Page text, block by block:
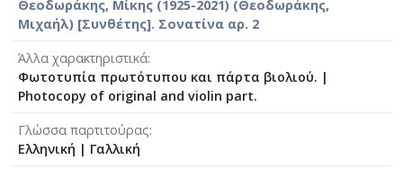
[Φάκελος] GR-As-MTH-003-Sc-032-186-Τα
[Φάκελος] GR-As-MTH-003-Sc-032-187-Νύχτα
[Φάκελος] GR-As-MTH-003-Sc-032-188-
[Φάκελος] GR-As-MTH-003-Sc-032-189-
[Φάκελος] GR-As-MTH-003-Sc-033-190-
[Φάκελος] GR-As-MTH-003-Sc-033-192-
[Φάκελος] GR-As-MTH-003-Sc-033-193-
Θεοδωράκης, Μίκης (1925-2021) (Θεοδωράκης,
Μιχαήλ) [Συνθέτης]. Σονατίνα αρ. 2
Άλλα χαρακτηριστικά
Φωτοτυπία πρωτότυπου και πάρτα βιολιού. |
Photocopy of original and violin part.
Γλώσσα παρτιτούρας
Ελληνική | Γαλλική